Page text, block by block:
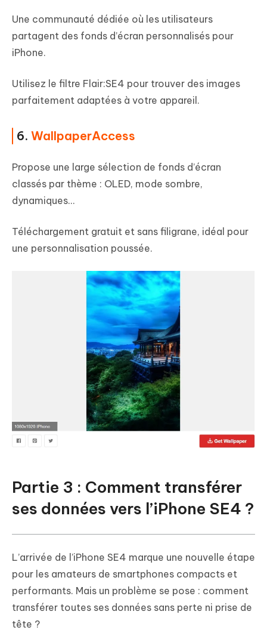
Une communauté dédiée où les utilisateurs
partagent des fonds d’écran personnalisés pour
iPhone.
Utilisez le filtre Flair:SE4 pour trouver des images
parfaitement adaptées à votre appareil.
6. WallpaperAccess
Propose une large sélection de fonds d’écran
classés par thème : OLED, mode sombre,
dynamiques…
Téléchargement gratuit et sans filigrane, idéal pour
une personnalisation poussée.
Partie 3 : Comment transférer
ses données vers l’iPhone SE4 ?
L’arrivée de l’iPhone SE4 marque une nouvelle étape
pour les amateurs de smartphones compacts et
performants. Mais un problème se pose : comment
transférer toutes ses données sans perte ni prise de
tête ?